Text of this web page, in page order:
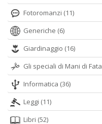
Fotoromanzi (11)
Generiche (6)
Giardinaggio (16)
Gli speciali di Mani di Fata
Informatica (36)
Leggi (11)
Libri (52)